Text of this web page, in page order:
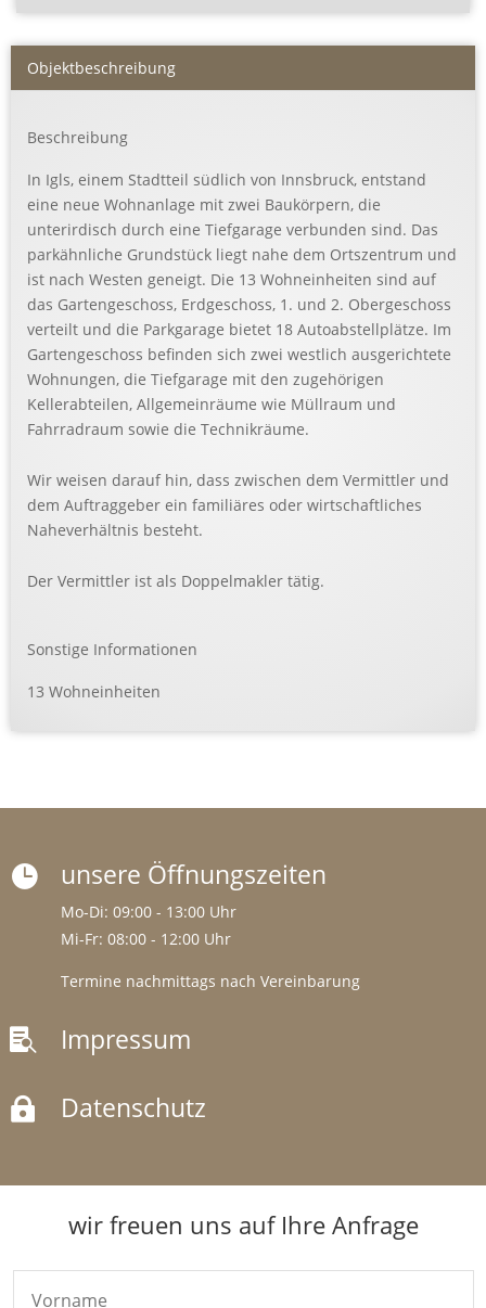
Objekt­beschreibung
Beschreibung
In Igls, einem Stadtteil südlich von Innsbruck, entstand
eine neue Wohnanlage mit zwei Baukörpern, die
unterirdisch durch eine Tiefgarage verbunden sind. Das
parkähnliche Grundstück liegt nahe dem Ortszentrum und
ist nach Westen geneigt. Die 13 Wohneinheiten sind auf
das Gartengeschoss, Erdgeschoss, 1. und 2. Obergeschoss
verteilt und die Parkgarage bietet 18 Autoabstellplätze. Im
Gartengeschoss befinden sich zwei westlich ausgerichtete
Wohnungen, die Tiefgarage mit den zugehörigen
Kellerabteilen, Allgemeinräume wie Müllraum und
Fahrradraum sowie die Technikräume.
Wir weisen darauf hin, dass zwischen dem Vermittler und
dem Auftraggeber ein familiäres oder wirtschaftliches
Naheverhältnis besteht.
Der Vermittler ist als Doppelmakler tätig.
Sonstige Informationen
13 Wohneinheiten
 unsere Öffnungszeiten
Mo-Di: 09:00 - 13:00 Uhr
Mi-Fr: 08:00 - 12:00 Uhr
Termine nachmittags nach Vereinbarung
 Impressum
 Datenschutz
wir freuen uns auf Ihre Anfrage